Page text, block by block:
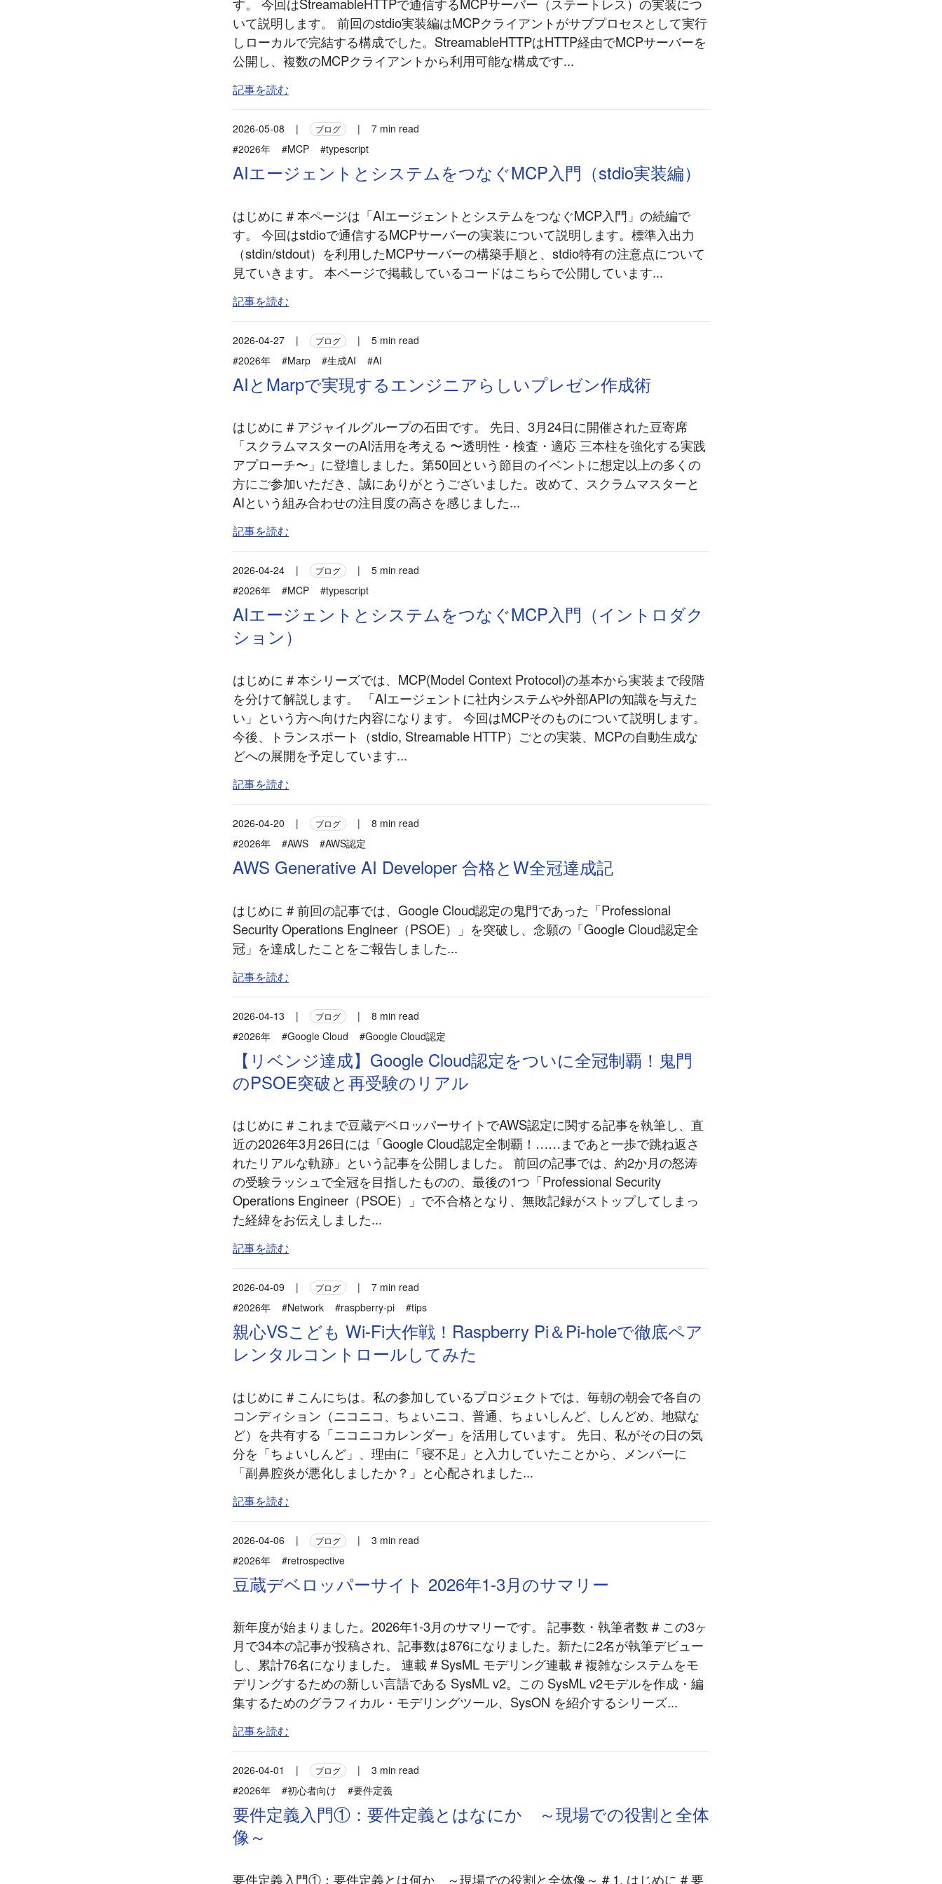
いて説明します。 前回のstdio実装編はMCPクライアントがサブプロセスとして実行
しローカルで完結する構成でした。StreamableHTTPはHTTP経由でMCPサーバーを
公開し、複数のMCPクライアントから利用可能な構成です...
記事を読む
2026-05-08 | ブログ |
7 min read
#2026年
#MCP #typescript
AIエージェントとシステムをつなぐMCP入門（stdio実装編）
はじめに # 本ページは「AIエージェントとシステムをつなぐMCP入門」の続編で
す。 今回はstdioで通信するMCPサーバーの実装について説明します。標準入出力
（stdin/stdout）を利用したMCPサーバーの構築手順と、stdio特有の注意点について
見ていきます。 本ページで掲載しているコードはこちらで公開しています...
記事を読む
2026-04-27 | ブログ |
5 min read
#2026年
#Marp #生成AI #AI
AIとMarpで実現するエンジニアらしいプレゼン作成術
はじめに # アジャイルグループの石田です。 先日、3月24日に開催された豆寄席
「スクラムマスターのAI活用を考える 〜透明性・検査・適応 三本柱を強化する実践
アプローチ〜」に登壇しました。第50回という節目のイベントに想定以上の多くの
方にご参加いただき、誠にありがとうございました。改めて、スクラムマスターと
AIという組み合わせの注目度の高さを感じました...
記事を読む
2026-04-24 | ブログ |
5 min read
#2026年
#MCP #typescript
AIエージェントとシステムをつなぐMCP入門（イントロダク
ション）
はじめに # 本シリーズでは、MCP(Model Context Protocol)の基本から実装まで段階
を分けて解説します。 「AIエージェントに社内システムや外部APIの知識を与えた
い」という方へ向けた内容になります。 今回はMCPそのものについて説明します。
今後、トランスポート（stdio, Streamable HTTP）ごとの実装、MCPの自動生成な
どへの展開を予定しています...
記事を読む
2026-04-20 | ブログ |
8 min read
#2026年
#AWS #AWS認定
AWS Generative AI Developer 合格とW全冠達成記
はじめに # 前回の記事では、Google Cloud認定の鬼門であった「Professional
Security Operations Engineer（PSOE）」を突破し、念願の「Google Cloud認定全
冠」を達成したことをご報告しました...
記事を読む
2026-04-13 | ブログ |
8 min read
#2026年
#Google Cloud #Google Cloud認定
【リベンジ達成】Google Cloud認定をついに全冠制覇！鬼門
のPSOE突破と再受験のリアル
はじめに # これまで豆蔵デベロッパーサイトでAWS認定に関する記事を執筆し、直
近の2026年3月26日には「Google Cloud認定全制覇！……まであと一歩で跳ね返さ
れたリアルな軌跡」という記事を公開しました。 前回の記事では、約2か月の怒涛
の受験ラッシュで全冠を目指したものの、最後の1つ「Professional Security
Operations Engineer（PSOE）」で不合格となり、無敗記録がストップしてしまっ
た経緯をお伝えしました...
記事を読む
2026-04-09 | ブログ |
7 min read
#2026年
#Network #raspberry-pi #tips
親心VSこども Wi-Fi大作戦！Raspberry Pi＆Pi-holeで徹底ペア
レンタルコントロールしてみた
はじめに # こんにちは。私の参加しているプロジェクトでは、毎朝の朝会で各自の
コンディション（ニコニコ、ちょいニコ、普通、ちょいしんど、しんどめ、地獄な
ど）を共有する「ニコニコカレンダー」を活用しています。 先日、私がその日の気
分を「ちょいしんど」、理由に「寝不足」と入力していたことから、メンバーに
「副鼻腔炎が悪化しましたか？」と心配されました...
記事を読む
2026-04-06 | ブログ |
3 min read
#2026年
#retrospective
豆蔵デベロッパーサイト 2026年1-3月のサマリー
新年度が始まりました。2026年1-3月のサマリーです。 記事数・執筆者数 # この3ヶ
月で34本の記事が投稿され、記事数は876になりました。新たに2名が執筆デビュー
し、累計76名になりました。 連載 # SysML モデリング連載 # 複雑なシステムをモ
デリングするための新しい言語である SysML v2。この SysML v2モデルを作成・編
集するためのグラフィカル・モデリングツール、SysON を紹介するシリーズ...
記事を読む
2026-04-01 | ブログ |
3 min read
#2026年
#初心者向け #要件定義
要件定義入門①：要件定義とはなにか ～現場での役割と全体
像～
要件定義入門①：要件定義とは何か ～現場での役割と全体像～ # 1. はじめに # 要